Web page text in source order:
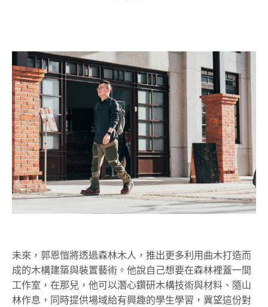
未來，郭恩愷將透過森林木人，推出更多利用曲木打造而
成的木構建築與裝置藝術。他說自己想要在森林裡蓋一間
工作室，在那兒，他可以潛心鑽研木構技術與材料、隨山
林作息，同時提供場域給有興趣的學生學習，冀望這份對